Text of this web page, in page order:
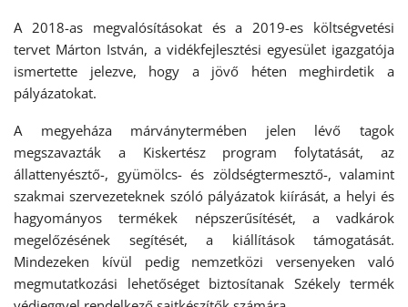
A 2018-as megvalósításokat és a 2019-es költségvetési
tervet Márton István, a vidékfejlesztési egyesület igazgatója
ismertette jelezve, hogy a jövő héten meghirdetik a
pályázatokat.
A megyeháza márványtermében jelen lévő tagok
megszavazták a Kiskertész program folytatását, az
állattenyésztő-, gyümölcs- és zöldségtermesztő-, valamint
szakmai szervezeteknek szóló pályázatok kiírását, a helyi és
hagyományos termékek népszerűsítését, a vadkárok
megelőzésének segítését, a kiállítások támogatását.
Mindezeken kívül pedig nemzetközi versenyeken való
megmutatkozási lehetőséget biztosítanak Székely termék